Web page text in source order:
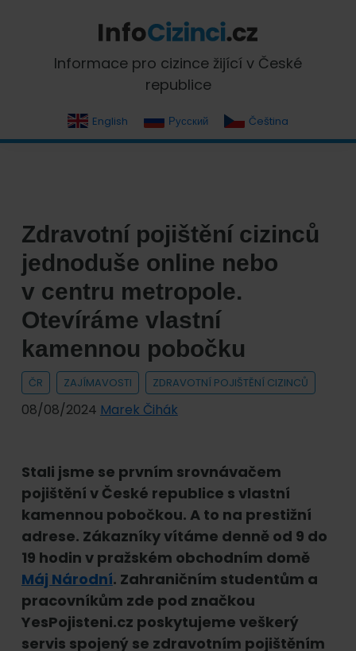
primary
navigation
content
primaryInfoCizinci.cz
Informace pro cizince žijící v České
republice
English Русский Čeština
Zdravotní pojištění cizinců
jednoduše online nebo
v centru metropole.
Otevíráme vlastní
kamennou pobočku
ČR ZAJÍMAVOSTI ZDRAVOTNÍ POJIŠTĚNÍ CIZINCŮ
08/08/2024 Marek Čihák
Stali jsme se prvním srovnávačem
pojištění v České republice s vlastní
kamennou pobočkou. A to na prestižní
adrese. Zákazníky vítáme denně od 9 do
19 hodin v pražském obchodním domě
Máj Národní. Zahraničním studentům a
pracovníkům zde pod značkou
YesPojisteni.cz poskytujeme veškerý
servis spojený se zdravotním pojištěním